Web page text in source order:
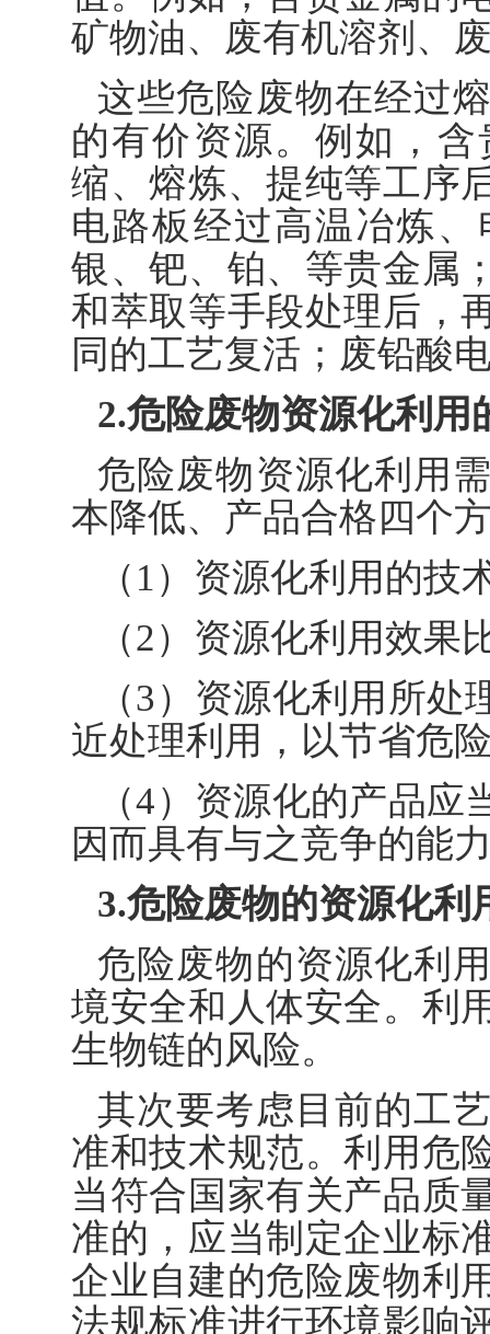
矿物油、废有机溶剂、
这些危险废物在经过
的有价资源。例如，
缩、熔炼、提纯等工序
电路板经过高温冶炼
银、钯、铂、等贵金属
和萃取等手段处理后，
同的工艺复活；废铅酸
2.危险废物资源化利用
危险废物资源化利用
本降低、产品合格四个
（1）资源化利用的技
（2）资源化利用效
（3）资源化利用所
近处理利用，以节省危
（4）资源化的产品
因而具有与之竞争的能
3.危险废物的资源化
危险废物的资源化利
境安全和人体安全。利
生物链的风险。
其次要考虑目前的工
准和技术规范。利用危
当符合国家有关产品质
准的，应当制定企业标
企业自建的危险废物利
法规标准进行环境影响